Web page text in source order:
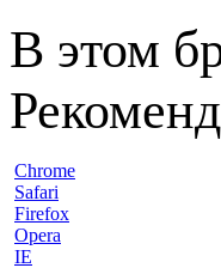
В этом
Chrome
Safari
Firefox
Opera
IE